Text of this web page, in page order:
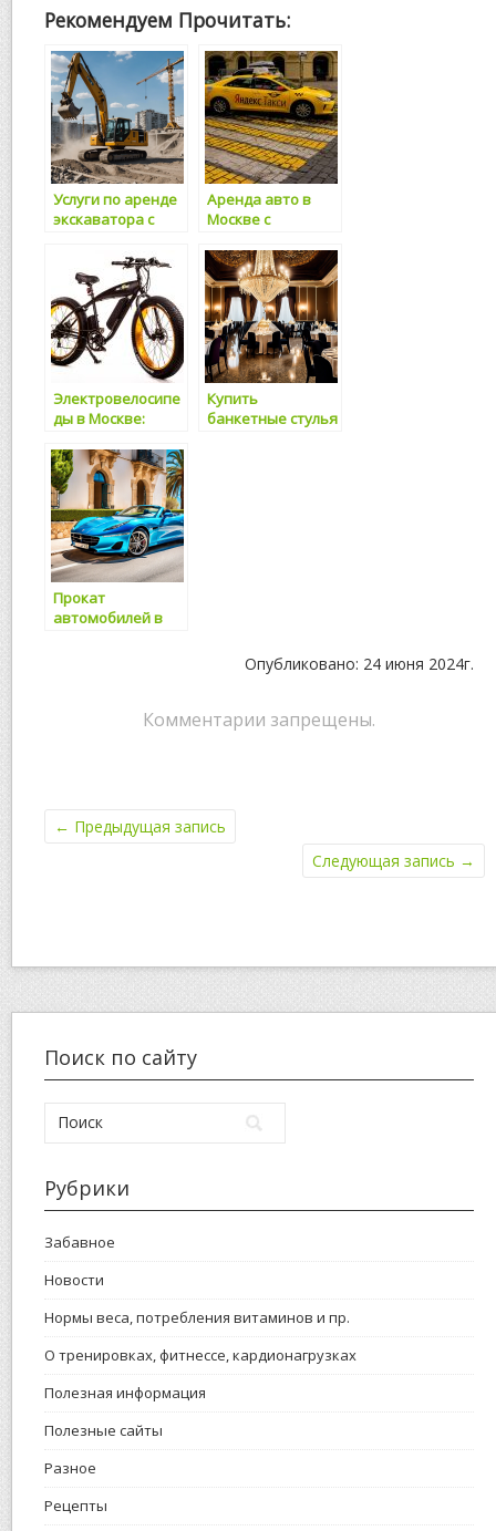
Рекомендуем Прочитать:
Услуги по аренде
экскаватора с
Москве и
Московской
области —
Стройтехностран
с
Аренда авто в
Москве с
комфорт и
удобство на
дорогах
Электровелосипе
ды в Москве:
экологически
чистая
альтернатива
Купить
банкетные стулья
Прокат
автомобилей в
надежный способ
Опубликовано: 24 июня 2024г.
Комментарии запрещены.
← Предыдущая запись
Следующая запись →
Поиск по сайту
Рубрики
Забавное
Новости
Нормы веса, потребления витаминов и пр.
О тренировках, фитнессе, кардионагрузках
Полезная информация
Полезные сайты
Разное
Рецепты